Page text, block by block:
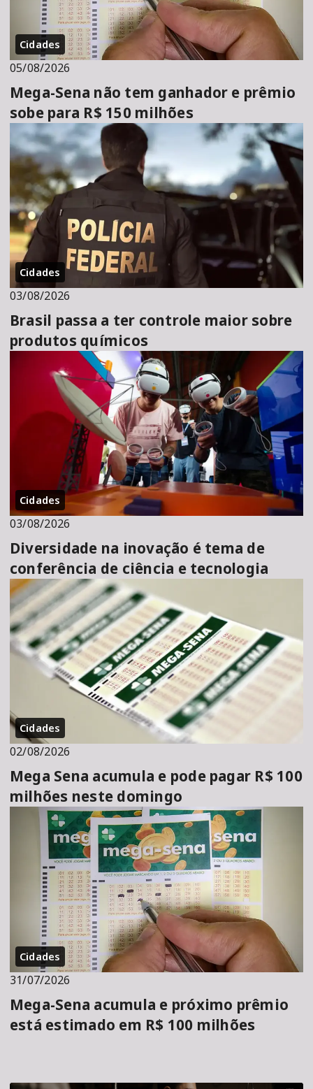
Cidades
05/08/2026
Mega-Sena não tem ganhador e prêmio
sobe para R$ 150 milhões
Cidades
03/08/2026
Brasil passa a ter controle maior sobre
produtos químicos
Cidades
03/08/2026
Diversidade na inovação é tema de
conferência de ciência e tecnologia
Cidades
02/08/2026
Mega Sena acumula e pode pagar R$ 100
milhões neste domingo
Cidades
31/07/2026
Mega-Sena acumula e próximo prêmio
está estimado em R$ 100 milhões